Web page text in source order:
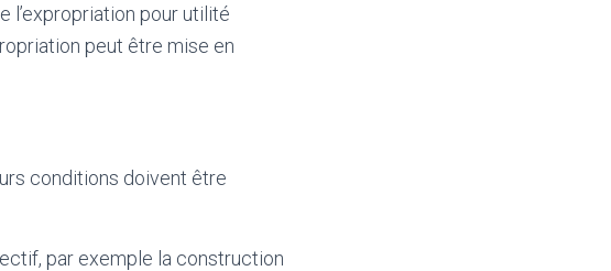
l’expropriation pour utilité
peut être mise en
conditions doivent être
par exemple la construction